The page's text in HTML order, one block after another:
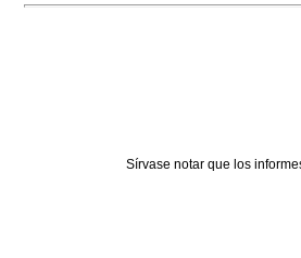
Sírvase notar que los